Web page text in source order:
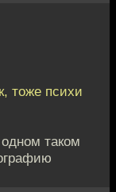
тоже психи
таком